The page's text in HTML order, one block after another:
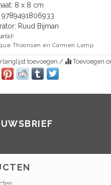
8 x 8 cm
9789491806933
Ruud Bijman
Thoonsen en Carmen Lamp
toevoegen / Toevoegen